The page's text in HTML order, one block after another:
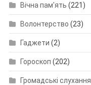
Вічна пам'ять (221)
Волонтерство (23)
Гаджети (2)
Гороскоп (202)
Громадські слухання